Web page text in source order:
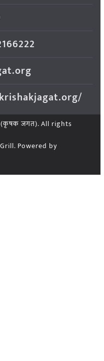
(कृषक जगत). All rights
Powered by